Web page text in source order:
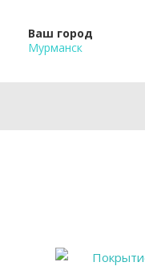
Ваш город
Мурманск